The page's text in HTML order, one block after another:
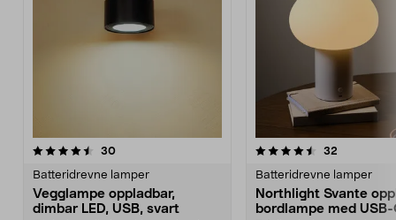
30anmeldelser
Batteridrevne lamper
Vegglampe oppladbar,
dimbar LED, USB, svart
4.5 av 5 stjerner 32
Batteridrevne lamper
Northlight Svante
bordlampe med USB-
4.5 av 5 stjerner